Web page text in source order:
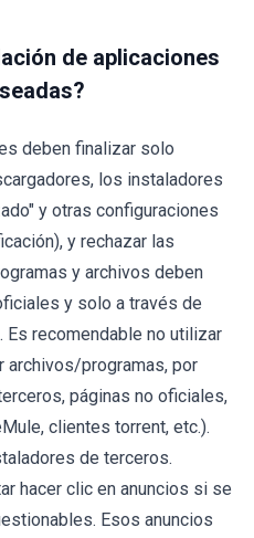
de aplicaciones
deben finalizar solo
los instaladores
y otras configuraciones
y rechazar las
y archivos deben
y solo a través de
recomendable no utilizar
archivos/programas, por
páginas no oficiales,
clientes torrent, etc.).
de terceros.
hacer clic en anuncios si se
Esos anuncios